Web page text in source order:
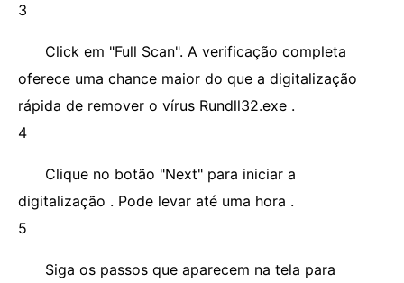
3
Click em "Full Scan". A verificação completa
oferece uma chance maior do que a digitalização
rápida de remover o vírus Rundll32.exe .
4
Clique no botão "Next" para iniciar a
digitalização . Pode levar até uma hora .
5
Siga os passos que aparecem na tela para